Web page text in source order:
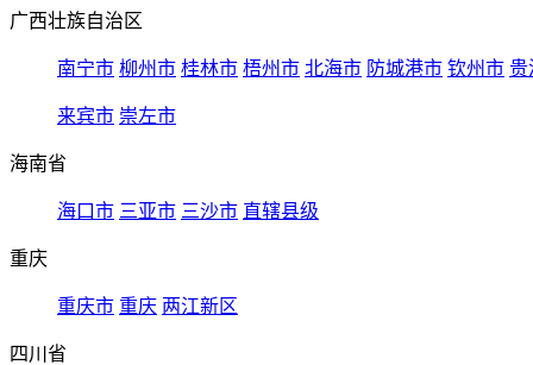
广西壮族自治区
南宁市 柳州市 桂林市 梧州市 北海市 防城港市 钦州市 贵
来宾市 崇左市
海南省
海口市 三亚市 三沙市 直辖县级
重庆
重庆市 重庆 两江新区
四川省